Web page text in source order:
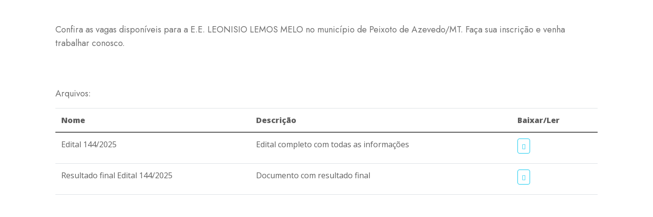
Confira as vagas disponíveis para a E.E. LEONISIO LEMOS MELO no município de Peixoto de Azevedo/MT. Faça sua inscrição e venha
trabalhar conosco.
Arquivos:
Nome Descrição Baixar/Ler
Edital 144/2025 Edital completo com todas as informações
Resultado final Edital 144/2025 Documento com resultado final